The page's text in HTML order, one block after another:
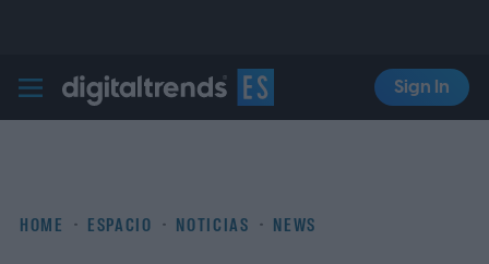
Digital Trends Español
Sign In
HOME ESPACIO NOTICIAS NEWS